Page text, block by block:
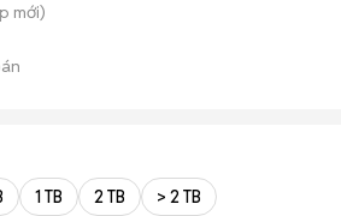
mới)
1 TB 2 TB > 2 TB